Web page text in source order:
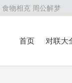
食物相克 周公解梦
首页
对联大